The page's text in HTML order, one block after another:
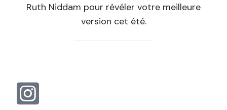
Ruth Niddam pour révéler votre meilleure
version cet été.